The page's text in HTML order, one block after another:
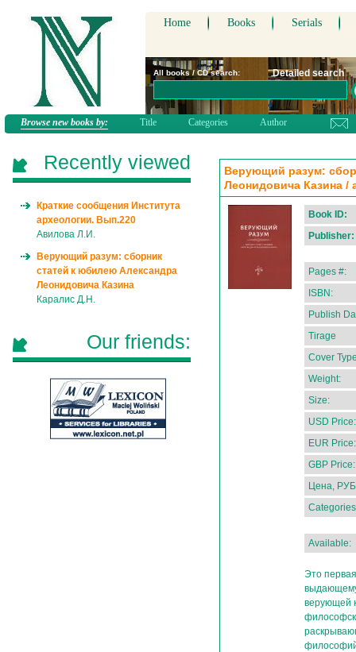
Home Books Serials
All books / CD search: Detailed search
Browse new books by: Title Categories Author
Верующий разум:
Леонидовича Казина
Book ID:
Publisher:
Pages #:
ISBN:
Publish
Tirage
Cover
Weight:
Size:
USD Price:
EUR Price:
GBP Price:
Цена,
Available:
Это
верующей
Recently viewed
Краткие сообщения Института
археологии. Вып.220
Авилова Л.И.
Верующий разум: сборник
статей к юбилею Александра
Леонидовича Казина
Каралис Д.Н.
Our friends: